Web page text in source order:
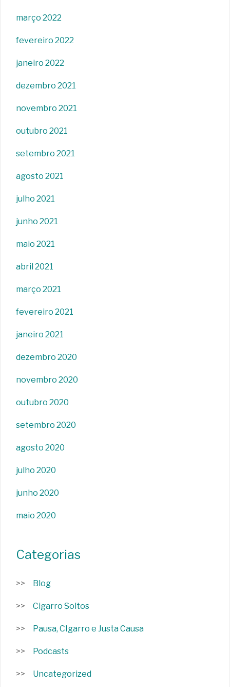
março 2022
fevereiro 2022
janeiro 2022
dezembro 2021
novembro 2021
outubro 2021
setembro 2021
agosto 2021
julho 2021
junho 2021
maio 2021
abril 2021
março 2021
fevereiro 2021
janeiro 2021
dezembro 2020
novembro 2020
outubro 2020
setembro 2020
agosto 2020
julho 2020
junho 2020
maio 2020
Categorias
Blog
Cigarro Soltos
Pausa, CIgarro e Justa Causa
Podcasts
Uncategorized